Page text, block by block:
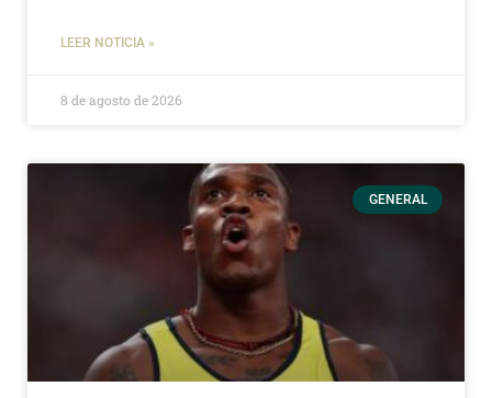
LEER NOTICIA »
8 de agosto de 2026
GENERAL